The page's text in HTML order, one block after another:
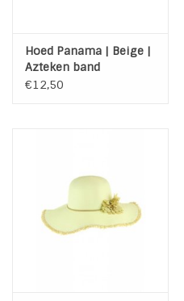
Hoed Panama | Beige |
Azteken band
€12,50